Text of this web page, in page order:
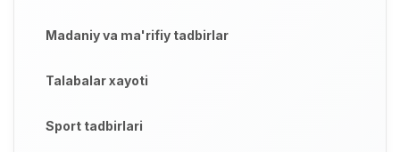
Madaniy va ma'rifiy tadbirlar
Talabalar xayoti
Sport tadbirlari